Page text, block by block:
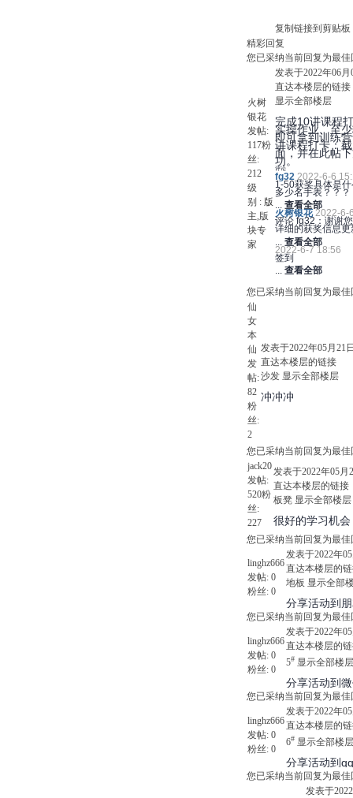
复制链接到剪贴板
精彩回复
您已采纳当前回复为最佳
火树
银花
发帖:
117粉
丝:
212
级
别 : 版
主,版
块专
家
发表于2022年06月
直达本楼层的链接
显示全部楼层
完成10讲课程
实操作业、至
即可拿到训练
讲课程打卡：
面，并在此帖
功。
评论
fg32 2022-6-6
1-50获奖具体是
多少名手表？？
... 查看全部
火树银花 2022-6-
评论 fg32： 谢谢
详细的获奖信息更
查看全部
2022-6-7 18:56
签到
... 查看全部
您已采纳当前回复为最佳
仙
女
本
仙
发
帖:
82
粉
丝:
2
发表于2022年05月21
直达本楼层的链接
沙发 显示全部楼层
冲冲冲
您已采纳当前回复为最佳
jack20
发帖:
520粉
丝:
227
发表于2022年05月
直达本楼层的链接
板凳 显示全部楼层
很好的学习机
您已采纳当前回复为最佳
linghz666
发帖: 0
粉丝: 0
发表于2022年
直达本楼层的
地板 显示全部
分享活动到
您已采纳当前回复为最佳
linghz666
发帖: 0
粉丝: 0
发表于2022年
直达本楼层的
5# 显示全部楼层
分享活动到
您已采纳当前回复为最佳
linghz666
发帖: 0
粉丝: 0
发表于2022年
直达本楼层的
6# 显示全部楼层
分享活动到
您已采纳当前回复为最佳
发表于